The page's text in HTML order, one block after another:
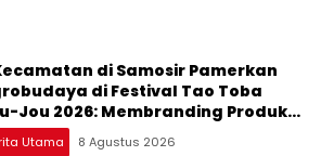
Lokot
di Samosir Pamerkan
di Festival Tao Toba
Jou 2026: Membranding Produk
agar Terkenal
Utama 8 Agustus 2026